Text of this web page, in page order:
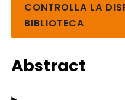
CONTROLLA LA
BIBLIOTECA
Abstract